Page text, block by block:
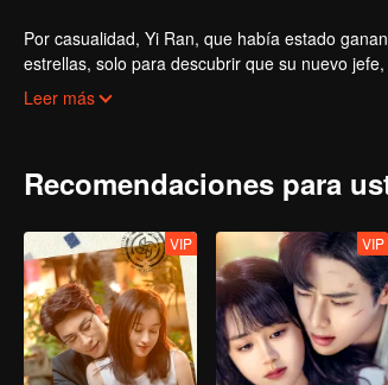
Por casualidad, Yi Ran, que había estado
estrellas, solo para descubrir que su nuevo
extravagantes y los problemas comerciales del
Leer más
Recomendaciones para
VIP VIP